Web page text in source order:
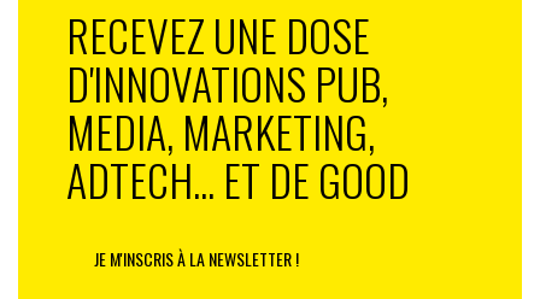
RECEVEZ UNE DOSE
D'INNOVATIONS PUB,
MEDIA, MARKETING,
ADTECH... ET DE GOOD
JE M'INSCRIS À LA NEWSLETTER !